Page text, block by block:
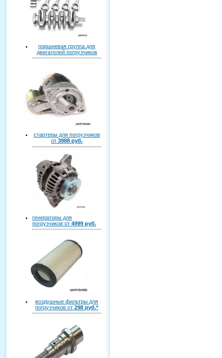
поршневая группа для
двигателей погрузчиков
стартеры для погрузчиков
от 3988 руб.
генераторы для
погрузчиков от 4999 руб.
воздушные фильтры для
погрузчиков от298 руб.*